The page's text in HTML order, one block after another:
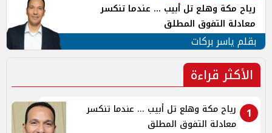
رياح مكة وهلع تل أبيب ... عندما تنكسر
معادلة التفوق المطلق
بقلم ياسر بركات
الأكثر قراءة
1
رياح مكة وهلع تل أبيب ... عندما تنكسر
معادلة التفوق المطلق